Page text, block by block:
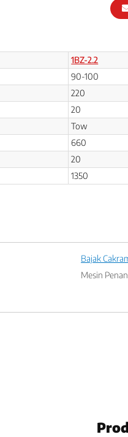
1BZ-2.2
90-100
220
20
Tow
660
20
1350
Bajak
Mesin